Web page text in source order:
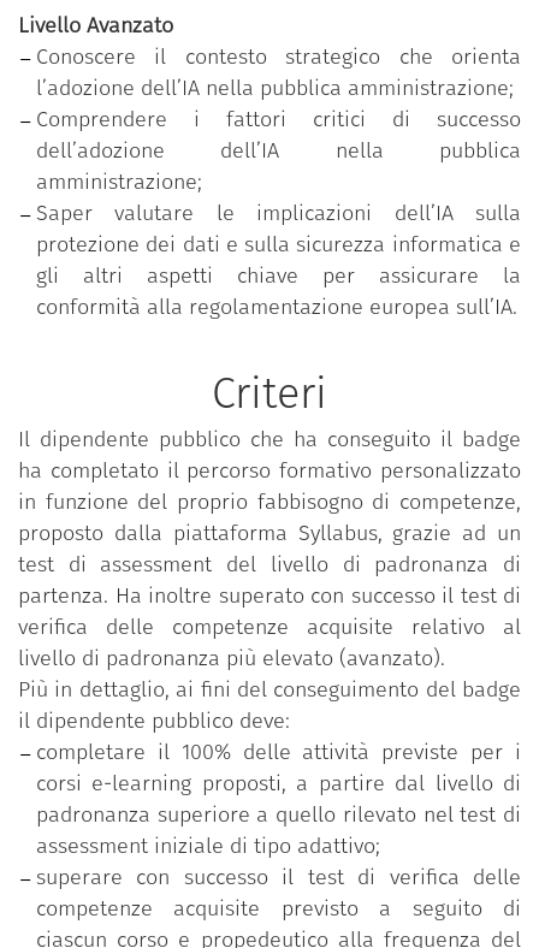
in funzione dell’effettivo fabbisogno di competenze
individuale rilevato, attraverso un test di
assessment iniziale, ed ha superato con successo il
test di verifica delle competenze acquisite relativo
al livello di padronanza più elevato (avanzato).
Il programma è parte delle iniziative formative
promosse sulla piattaforma“Syllabus – Nuove
competenze per le Pubbliche Amministrazioni”sul
tema della transizione digitale, che mirano
sviluppare le competenze e abilità necessarie a
trasformazione digitale delle pubbliche
amministrazioni e dell’azione amministrativa. Il
programma, messo a disposizione dei dipendenti
pubblici gratuitamente dal Dipartimento della
funzione pubblica della Presidenza del Consiglio dei
ministri, è stato realizzato da Fastweb Digital
Academy e si avvale della supervisione di
un
Comitato scientifico multidisciplinarenominato dal
Dipartimento della funzione pubblica.
Livello Avanzato
Conoscere il contesto strategico che orienta
l’adozione dell’IA nella pubblica amministrazione;
Comprendere i fattori critici di successo
dell’adozione dell’IA nella pubblica
amministrazione;
Saper valutare le implicazioni dell’IA sulla
protezione dei dati e sulla sicurezza informatica e
gli altri aspetti chiave per assicurare la
conformità alla regolamentazione europea sull’IA.
Criteri
Il dipendente pubblico che ha conseguito il badge
ha completato il percorso formativo personalizzato
in funzione del proprio fabbisogno di competenze,
proposto dalla piattaforma Syllabus, grazie ad un
test di assessment del livello di padronanza di
partenza. Ha inoltre superato con successo il test di
verifica delle competenze acquisite relativo al
livello di padronanza più elevato (avanzato).
Più in dettaglio, ai fini del conseguimento del badge
il dipendente pubblico deve:
completare il 100% delle attività previste per i
corsi e-learning proposti, a partire dal livello di
padronanza superiore a quello rilevato nel test di
assessment iniziale di tipo adattivo;
superare con successo il test di verifica delle
competenze acquisite previsto a seguito di
ciascun corso e propedeutico alla frequenza del